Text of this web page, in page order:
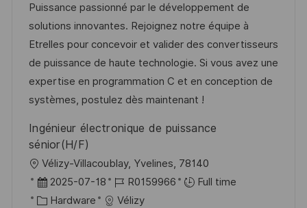
t
i
o
n
e
d
D
a
t
e
I
d
e
g
o
r
y
Puissance passionné par le développement de
solutions innovantes. Rejoignez notre équipe à
Etrelles pour concevoir et valider des convertisseurs
de puissance de haute technologie. Si vous avez une
expertise en programmation C et en conception de
systèmes, postulez dès maintenant !
Ingénieur électronique de puissance
sénior(H/F)
L
o
c
Vélizy-Villacoublay, Yvelines, 78140
P
o
2025-07-18
J
o
R0159966
Full time
C Hardware
Vélizy